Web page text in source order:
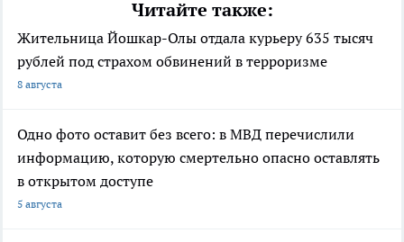
Читайте также:
Жительница Йошкар-Олы отдала курьеру 635 тысяч
рублей под страхом обвинений в терроризме
8 августа
Одно фото оставит без всего: в МВД перечислили
информацию, которую смертельно опасно оставлять
в открытом доступе
5 августа